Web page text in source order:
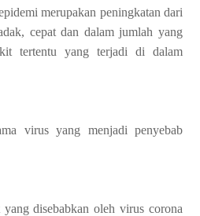
merupakan peningkatan dari
cepat dan dalam jumlah yang
tertentu yang terjadi di dalam
virus yang menjadi penyebab
disebabkan oleh virus corona